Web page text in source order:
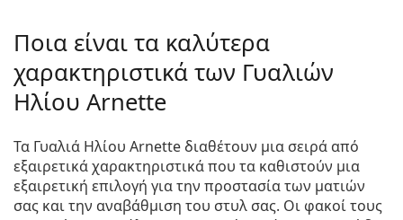
Ποια είναι τα καλύτερα
χαρακτηριστικά των Γυαλιών
Ηλίου Arnette
Τα Γυαλιά Ηλίου Arnette διαθέτουν μια σειρά από
εξαιρετικά χαρακτηριστικά που τα καθιστούν μια
εξαιρετική επιλογή για την προστασία των ματιών
σας και την αναβάθμιση του στυλ σας. Οι φακοί τους